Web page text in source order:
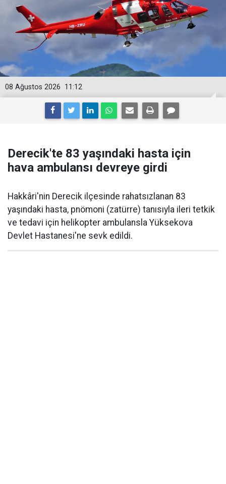
11:12
08 Ağustos 2026
Derecik'te 83 yaşındaki hasta için
hava ambulansı devreye girdi
Hakkâri'nin Derecik ilçesinde rahatsızlanan 83
yaşındaki hasta, pnömoni (zatürre) tanısıyla ileri tetkik
ve tedavi için helikopter ambulansla Yüksekova
Devlet Hastanesi'ne sevk edildi.